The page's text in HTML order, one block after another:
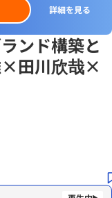
詳細を見る
ンド構築と
×田川欣哉×